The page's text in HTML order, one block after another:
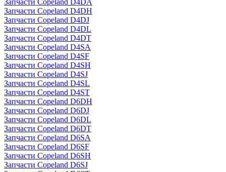
Запчасти Copeland D4DA
Запчасти Copeland D4DH
Запчасти Copeland D4DJ
Запчасти Copeland D4DL
Запчасти Copeland D4DT
Запчасти Copeland D4SA
Запчасти Copeland D4SF
Запчасти Copeland D4SH
Запчасти Copeland D4SJ
Запчасти Copeland D4SL
Запчасти Copeland D4ST
Запчасти Copeland D6DH
Запчасти Copeland D6DJ
Запчасти Copeland D6DL
Запчасти Copeland D6DT
Запчасти Copeland D6SA
Запчасти Copeland D6SF
Запчасти Copeland D6SH
Запчасти Copeland D6SJ